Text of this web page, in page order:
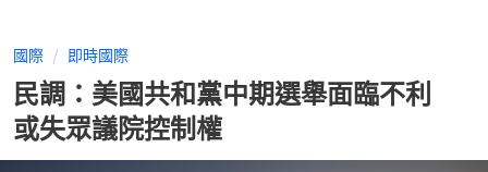
國際 即時國際
民調：美國共和黨中期選舉面臨不利
或失眾議院控制權